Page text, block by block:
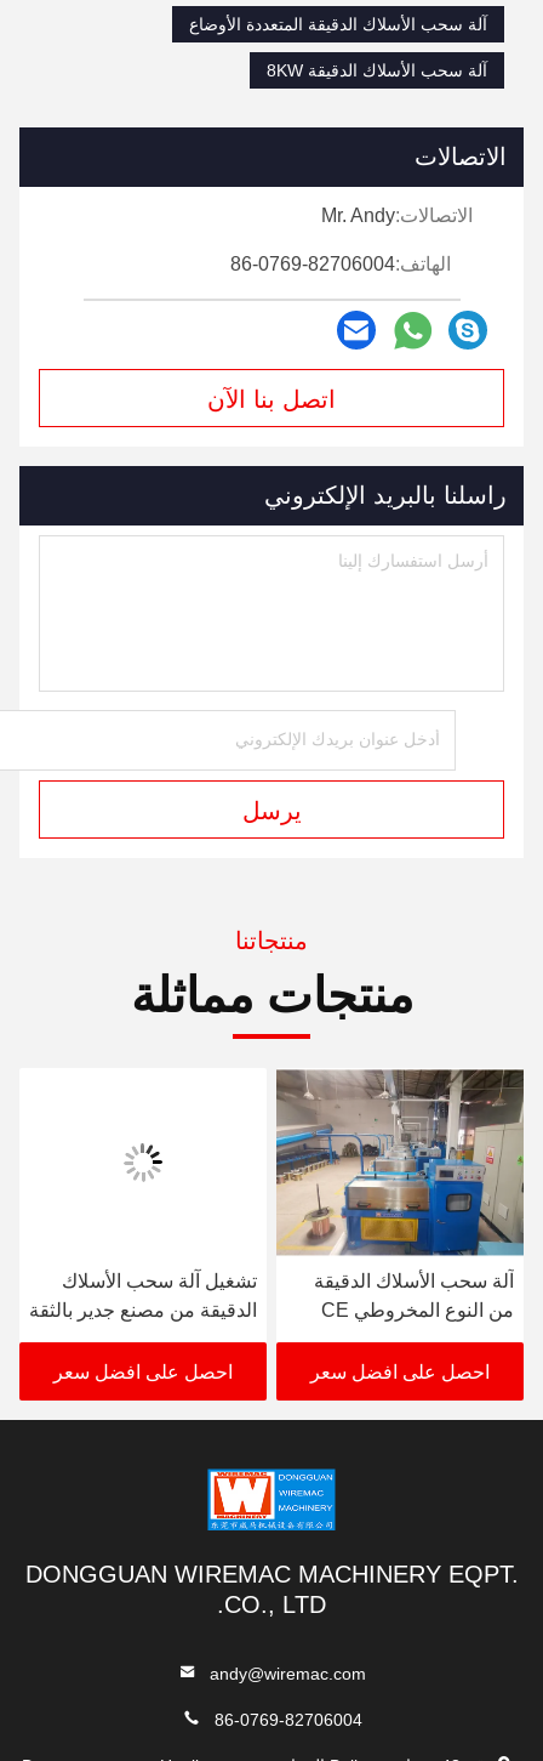
آلة سحب الأسلاك الدقيقة المتعددة الأوضاع
آلة سحب الأسلاك الدقيقة 8KW
الاتصالات
الاتصالات:Mr. Andy
الهاتف:86-0769-82706004
اتصل بنا الآن
راسلنا بالبريد الإلكتروني
يرسل
منتجاتنا
منتجات مماثلة
آلة سحب الأسلاك الدقيقة
من النوع المخروطي CE
380V-480V تتحرك متزامن
احصل على افضل سعر
تشغيل آلة سحب الأسلاك
الدقيقة من مصنع جدير بالثقة
احصل على افضل سعر
DONGGUAN WIREMAC MACHINERY EQPT.
CO., LTD.
andy@wiremac.com
86-0769-82706004